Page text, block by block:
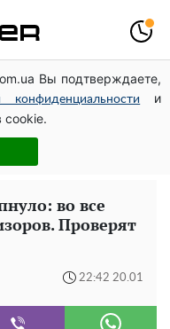
Вы подтверждаете,
конфиденциальности
и
cookie.
вивів
фіктивну фірму в
змусила відвисати
початком
во все
Проверят
22:42 20.01